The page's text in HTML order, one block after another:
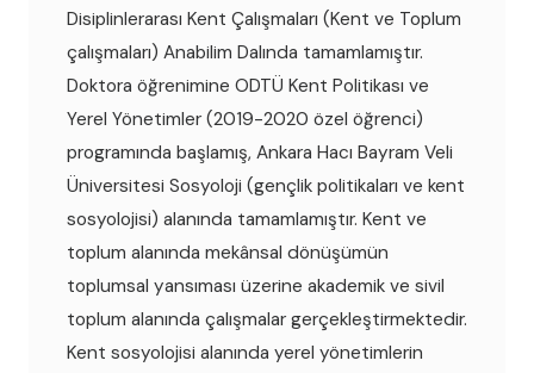
Disiplinlerarası Kent Çalışmaları (Kent ve Toplum
çalışmaları) Anabilim Dalında tamamlamıştır.
Doktora öğrenimine ODTÜ Kent Politikası ve
Yerel Yönetimler (2019-2020 özel öğrenci)
programında başlamış, Ankara Hacı Bayram Veli
Üniversitesi Sosyoloji (gençlik politikaları ve kent
sosyolojisi) alanında tamamlamıştır. Kent ve
toplum alanında mekânsal dönüşümün
toplumsal yansıması üzerine akademik ve sivil
toplum alanında çalışmalar gerçekleştirmektedir.
Kent sosyolojisi alanında yerel yönetimlerin